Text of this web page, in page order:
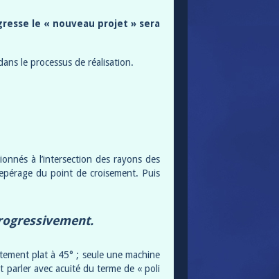
le « nouveau projet » sera
le processus de réalisation.
à l’intersection des rayons des
du point de croisement. Puis
plat à 45° ; seule une machine
parler avec acuité du terme de « poli